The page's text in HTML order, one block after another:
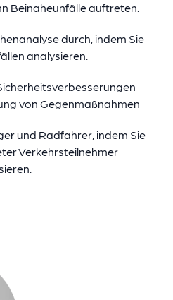
Beinaheunfälle auftreten.
durch, indem Sie
analysieren.
von Gegenmaßnahmen
und Radfahrer, indem Sie
Verkehrsteilnehmer